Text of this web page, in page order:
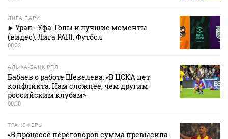
ЛИГА ПАРИ
Урал - Уфа. Голы и лучшие моменты
(видео). Лига PARI. Футбол
00:32
АЛЬФА-БАНК РПЛ
Бабаев о работе Шевелева: «В ЦСКА нет
конфликта. Нам сложнее, чем другим
российским клубам»
00:30
ТРАНСФЕРЫ
«В процессе переговоров сумма превысила